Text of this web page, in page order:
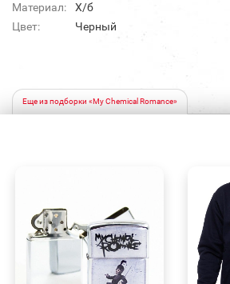
Материал:
Х/б
Цвет:
Черный
Еще из подборки «My Chemical Romance»